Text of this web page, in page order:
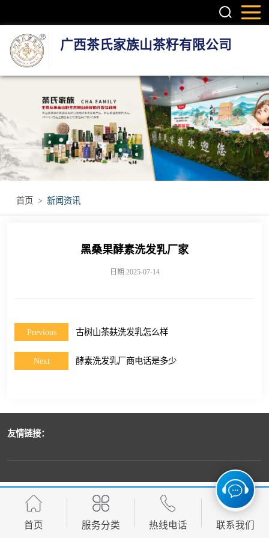
广西茶氏家族山茶籽有限公司
首页 > 新闻资讯
黑桑果酵素洗发乳厂家
日期:2025-07-14
Previous 古树山茶麸洗发乳怎么样
Next 酵素洗发乳厂商电话是多少
友情链接：
首页 服务分类 热线电话 联系我们
护肤系列产品
疼痛调理产品
无烟艾灸产品
瑶浴瑶茶产品